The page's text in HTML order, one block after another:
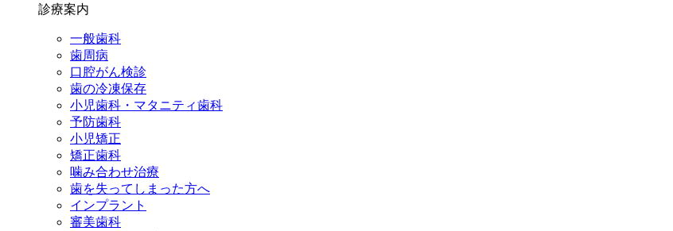
診療案内
一般歯科
歯周病
口腔がん検診
歯の冷凍保存
小児歯科・マタニティ歯科
予防歯科
小児矯正
矯正歯科
噛み合わせ治療
歯を失ってしまった方へ
インプラント
審美歯科